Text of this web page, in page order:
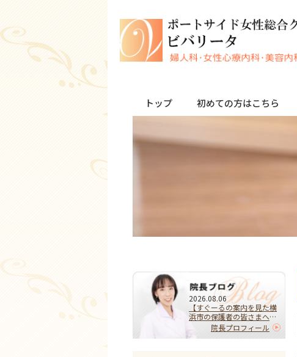
トップ 初めての方はこちら
2026.08.06
【すぐーるの案内を見た横
浜市の保護者の皆さまへ】
HPVワクチンを受けるべ
き？迷ったらまず相談を｜
院長プロフィール